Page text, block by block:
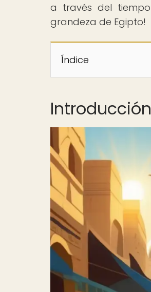
a través del
grandeza de Egipto!
Índice